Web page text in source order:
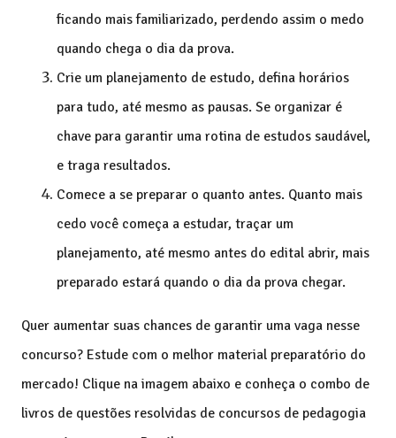
ficando mais familiarizado, perdendo assim o medo
quando chega o dia da prova.
Crie um planejamento de estudo, defina horários
para tudo, até mesmo as pausas. Se organizar é
chave para garantir uma rotina de estudos saudável,
e traga resultados.
Comece a se preparar o quanto antes. Quanto mais
cedo você começa a estudar, traçar um
planejamento, até mesmo antes do edital abrir, mais
preparado estará quando o dia da prova chegar.
Quer aumentar suas chances de garantir uma vaga nesse
concurso? Estude com o melhor material preparatório do
mercado! Clique na imagem abaixo e conheça o combo de
livros de questões resolvidas de concursos de pedagogia